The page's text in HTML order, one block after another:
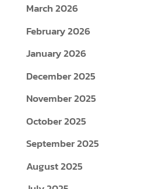
March 2026
February 2026
January 2026
December 2025
November 2025
October 2025
September 2025
August 2025